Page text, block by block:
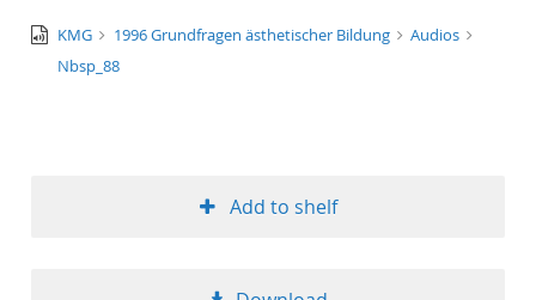
audio/x-
wav
KMG 1996 Grundfragen ästhetischer Bildung
Audios
Nbsp_88
Add to shelf